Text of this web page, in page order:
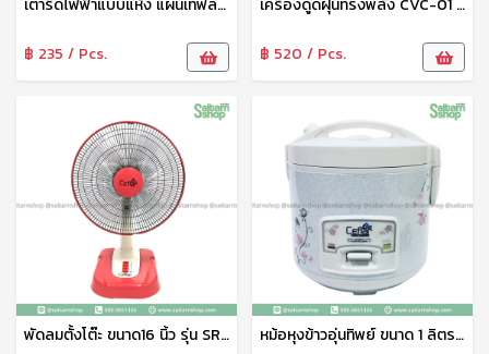
เตารีดไฟฟ้าแบบแห้ง แผ่นเทฟล่อน 1000 วัตต์ รุ่น IR- 001
฿ 235 / Pcs.
เครื่องดูดฝุ่นทรงพลัง CVC-01 VACUUM CLEANER แบบ 2 in 1 มาพร้อมหัวสำดูดพื้นทั่วไปและพื้นที่เล็ก
฿ 520 / Pcs.
พัดลมตั้งโต๊ะ ขนาด16 นิ้ว รุ่น SR-3677 Ceflar หม้อหุงข้าวอุ่นทิพย์ ขนาด 1 ลิตร รุ่น CR-011 (หม้อในเคลือบเทปล่อน+แถมซึ้งนึ่ง) Ceflar